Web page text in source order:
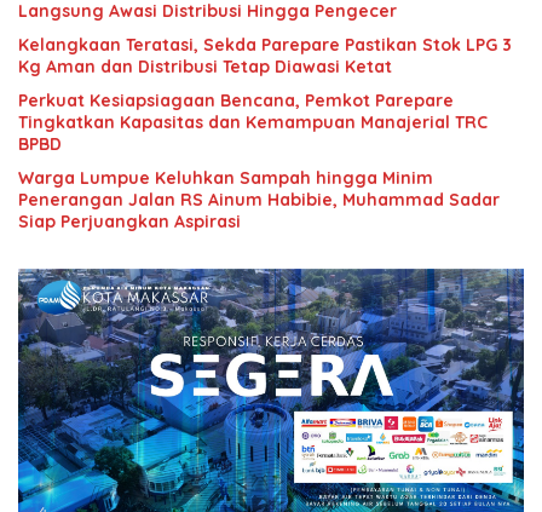
Langsung Awasi Distribusi Hingga Pengecer
Kelangkaan Teratasi, Sekda Parepare Pastikan Stok LPG 3
Kg Aman dan Distribusi Tetap Diawasi Ketat
Perkuat Kesiapsiagaan Bencana, Pemkot Parepare
Tingkatkan Kapasitas dan Kemampuan Manajerial TRC
BPBD
Warga Lumpue Keluhkan Sampah hingga Minim
Penerangan Jalan RS Ainum Habibie, Muhammad Sadar
Siap Perjuangkan Aspirasi